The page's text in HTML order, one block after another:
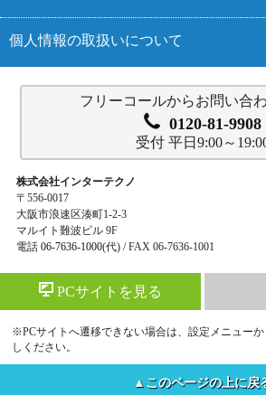
個人情報の取扱いについて
フリーコールからお問い合
0120-81-9908
受付 平日9:00～
株式会社インターテクノ
〒556-0017
大阪市浪速区湊町1-2-3
マルイト難波ビル 9F
電話 06-7636-1000(代) / FAX 06-7636-1001
PCサイトを見る
※PCサイトへ遷移できない場合は、設定メニュー
しください。
▲このページの上に戻